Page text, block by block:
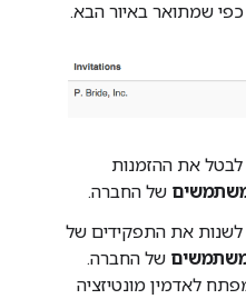
שמתואר באיור הבא.
לבטל את ההזמנות
של החברה.
לשנות את התפקידים של
של החברה.
לאדמין מונטיזציה